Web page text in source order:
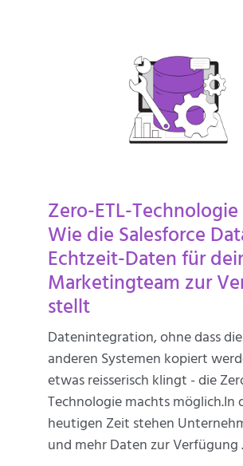
Zero-ETL-
Wie die Salesforce
Echtzeit-Daten für
Marketingteam zur
stellt
Datenintegration, ohne dass
anderen Systemen kopiert
etwas reisserisch klingt - die
Technologie machts möglich.In
heutigen Zeit stehen
und mehr Daten zur Verfügung